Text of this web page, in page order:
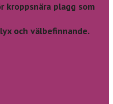
kroppsnära plagg som
och välbefinnande.